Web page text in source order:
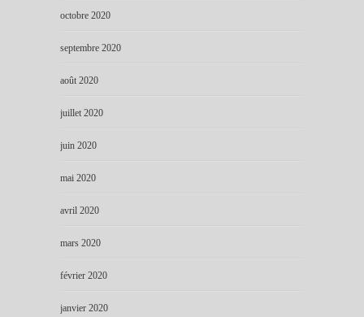
octobre 2020
septembre 2020
août 2020
juillet 2020
juin 2020
mai 2020
avril 2020
mars 2020
février 2020
janvier 2020